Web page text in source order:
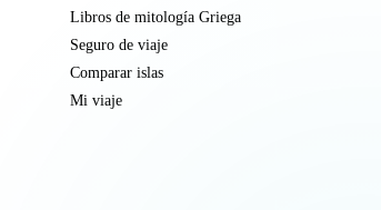
Libros de mitología Griega
Seguro de viaje
Comparar islas
Mi viaje